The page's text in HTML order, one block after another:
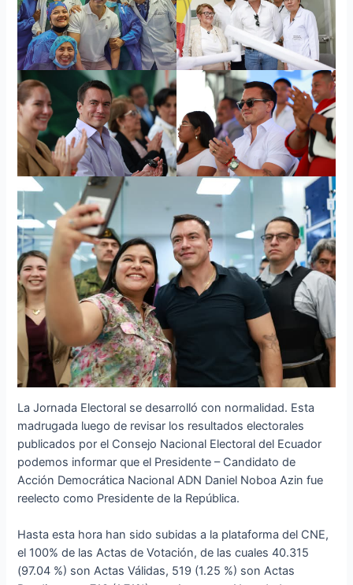
La Jornada Electoral se desarrolló con normalidad. Esta
madrugada luego de revisar los resultados electorales
publicados por el Consejo Nacional Electoral del Ecuador
podemos informar que el Presidente – Candidato de
Acción Democrática Nacional ADN Daniel Noboa Azin fue
reelecto como Presidente de la República.
Hasta esta hora han sido subidas a la plataforma del CNE,
el 100% de las Actas de Votación, de las cuales 40.315
(97.04 %) son Actas Válidas, 519 (1.25 %) son Actas